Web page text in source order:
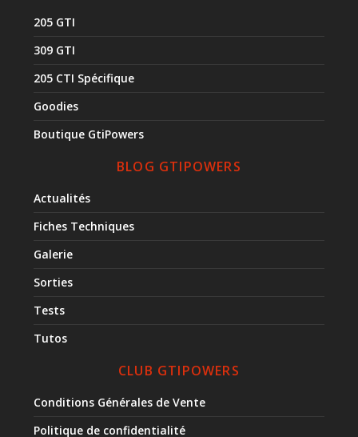
205 GTI
309 GTI
205 CTI Spécifique
Goodies
Boutique GtiPowers
BLOG GTIPOWERS
Actualités
Fiches Techniques
Galerie
Sorties
Tests
Tutos
CLUB GTIPOWERS
Conditions Générales de Vente
Politique de confidentialité